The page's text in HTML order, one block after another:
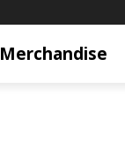
Merchandise